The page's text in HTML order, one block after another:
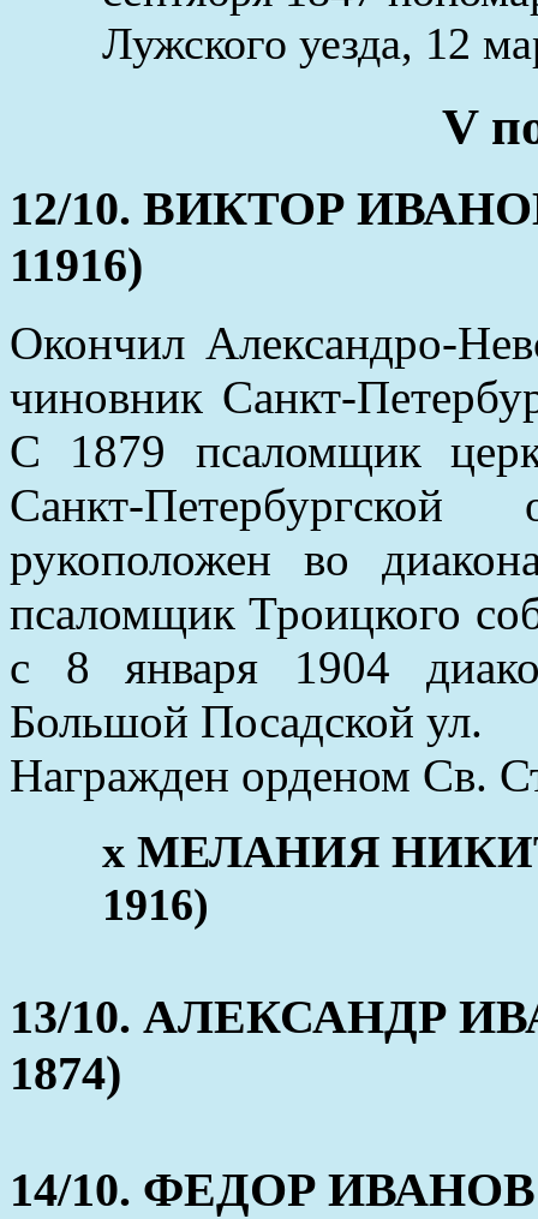
Лужского уезда, 12
V
12/10. ВИКТОР
11916)
Окончил Александро-
чиновник Санкт-
С 1879 псаломщик
Санкт-
рукоположен во
псаломщик Троицкого
с 8 января 1904
Большой Посадской ул.
Награжден орденом Св.
x МЕЛАНИЯ
1916)
13/10. АЛЕКСАНДР
1874)
14/10. ФЕДОР ИВАНОВ